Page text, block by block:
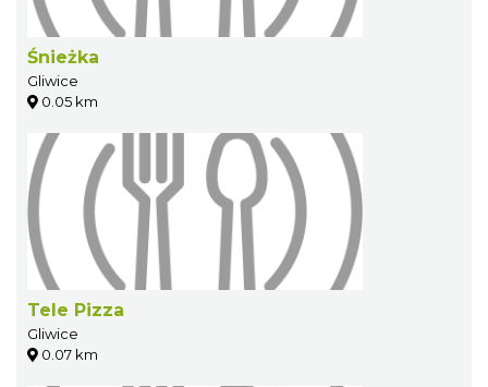
Śnieżka
Gliwice
0.05 km
Tele Pizza
Gliwice
0.07 km